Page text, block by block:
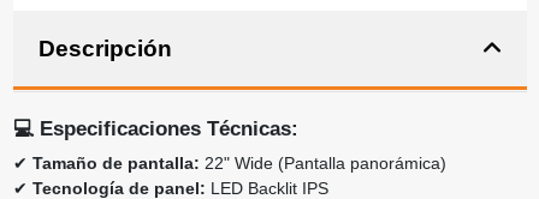
Descripción
💻 Especificaciones Técnicas:
✔ Tamaño de pantalla: 22" Wide (Pantalla panorámica)
✔ Tecnología de panel: LED Backlit IPS